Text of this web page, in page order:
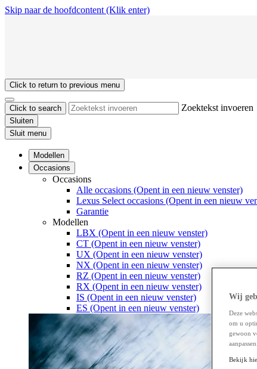
Skip naar de hoofdcontent (Klik enter)
Click to return to previous menu
Click to search Zoektekst invoeren
Sluiten
Sluit menu
Modellen
Occasions
Occasions
Alle occasions (Opent in een nieuw venster)
Lexus Select occasions (Opent in een nieuw
Garantie
Modellen
LBX (Opent in een nieuw venster)
CT (Opent in een nieuw venster)
UX (Opent in een nieuw venster)
NX (Opent in een nieuw venster)
RZ (Opent in een nieuw venster)
RX (Opent in een nieuw venster)
IS (Opent in een nieuw venster)
ES (Opent in een nieuw venster)
Wij
Deze
om u
gewoon
aanpassen.
Bekijk